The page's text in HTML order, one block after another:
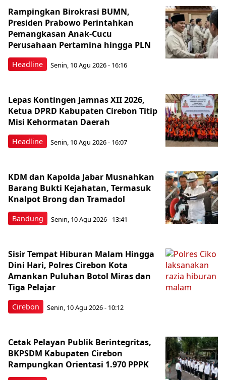
Headline
Rampingkan Birokrasi BUMN,
Presiden Prabowo Perintahkan
Pemangkasan Anak-Cucu
Perusahaan Pertamina hingga PLN
Senin, 10 Agu 2026 - 16:16
Headline
Lepas Kontingen Jamnas XII 2026,
Ketua DPRD Kabupaten Cirebon Titip
Misi Kehormatan Daerah
Senin, 10 Agu 2026 - 16:07
Bandung
KDM dan Kapolda Jabar Musnahkan
Barang Bukti Kejahatan, Termasuk
Knalpot Brong dan Tramadol
Senin, 10 Agu 2026 - 13:41
Cirebon
Sisir Tempat Hiburan Malam Hingga
Dini Hari, Polres Cirebon Kota
Amankan Puluhan Botol Miras dan
Tiga Pelajar
Senin, 10 Agu 2026 - 10:12
Cetak Pelayan Publik Berintegritas,
BKPSDM Kabupaten Cirebon
Rampungkan Orientasi 1.970 PPPK